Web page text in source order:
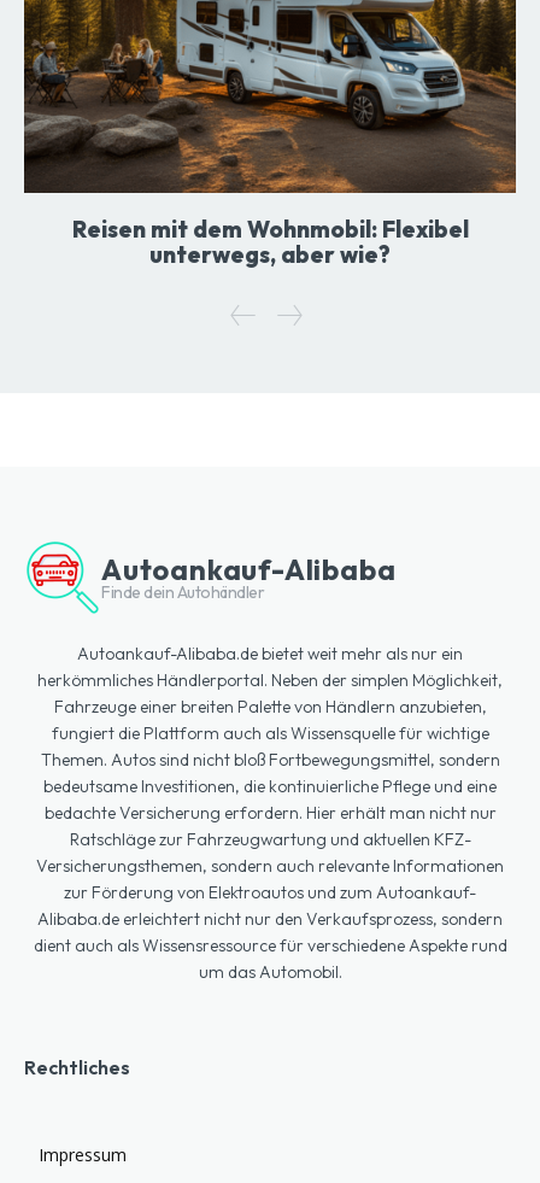
Reisen mit dem Wohnmobil: Flexibel
unterwegs, aber wie?
Autoankauf-Alibaba
Finde dein Autohändler
Autoankauf-Alibaba.de bietet weit mehr als nur ein
herkömmliches Händlerportal. Neben der simplen Möglichkeit,
Fahrzeuge einer breiten Palette von Händlern anzubieten,
fungiert die Plattform auch als Wissensquelle für wichtige
Themen. Autos sind nicht bloß Fortbewegungsmittel, sondern
bedeutsame Investitionen, die kontinuierliche Pflege und eine
bedachte Versicherung erfordern. Hier erhält man nicht nur
Ratschläge zur Fahrzeugwartung und aktuellen KFZ-
Versicherungsthemen, sondern auch relevante Informationen
zur Förderung von Elektroautos und zum Autoankauf-
Alibaba.de erleichtert nicht nur den Verkaufsprozess, sondern
dient auch als Wissensressource für verschiedene Aspekte rund
um das Automobil.
Rechtliches
Impressum